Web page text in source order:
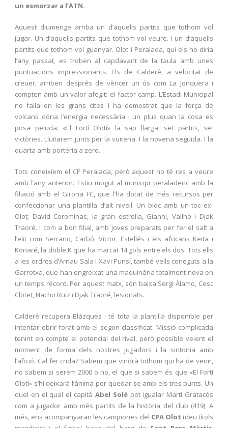
un esmorzar a l’ATN.
Aquest diumenge arriba un d’aquells partits que tothom vol
jugar. Un d’aquells partits que tothom vol veure. I un d’aquells
partits que tothom vol guanyar. Olot i Peralada, qui els ho diria
l’any passat, es troben al capdavant de la taula amb unes
puntuacions impressionants. Els de Calderé, a velocitat de
creuer, arriben després de vèncer un ós com La Jonquera i
compten amb un valor afegit: el factor camp. L’Estadi Municipal
no falla en les grans cites i ha demostrat que la força de
volcans dóna l’energia necessària i un plus quan la cosa es
posa peluda. «El Fortí Olotí» la sap llarga: set partits, set
victòries. Lluitarem junts per la vuitena. I la novena seguida. I la
quarta amb porteria a zero.
Tots coneixíem el CF Peralada, però aquest no té res a veure
amb l’any anterior. Estiu mogut al municipi peraladenc amb la
filiació amb el Girona FC, que l’ha dotat de més recursos per
confeccionar una plantilla d’alt nivell. Un bloc amb un toc ex-
Olot; David Corominas, la gran estrella, Gianni, Vallho i Djak
Traoré. I com a bon filial, amb joves preparats per fer el salt a
l’elit com Serrano, Carbó, Víctor, Estellés i els africans Keita i
Konaré, la doble K que ha marcat 14 gols entre els dos. Tots ells
a les ordres d’Arnau Sala i Xavi Punsí, també vells coneguts a la
Garrotxa, que han engreixat una maquinària totalment nova en
un temps récord. Per aquest matx, són baixa Sergi Àlamo, Cesc
Clotet, Nacho Ruiz i Djak Traoré, lesionats.
Calderé recupera Blázquez i té tota la plantilla disponible per
intentar obrir forat amb el segon classificat. Missió complicada
tenint en compte el potencial del rival, però possible veient el
moment de forma dels nostres jugadors i la sintonia amb
l’afició. Cal fer crida? Sabem que vindrà tothom qui ha de venir,
no sabem si serem 2000 o no, el que si sabem és que «El Fortí
Olotí» s’hi deixarà l’ànima per quedar-se amb els tres punts. Un
duel en el qual el capità Abel Solépot igualar Martí Gratacós
com a jugador amb més partits de la història del club (419). A
més, ens acompanyaran les campiones del CPA Olot (deu títols